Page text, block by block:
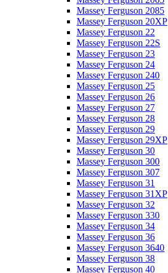
Massey Ferguson 2085
Massey Ferguson 20XP
Massey Ferguson 22
Massey Ferguson 22S
Massey Ferguson 23
Massey Ferguson 24
Massey Ferguson 240
Massey Ferguson 25
Massey Ferguson 26
Massey Ferguson 27
Massey Ferguson 28
Massey Ferguson 29
Massey Ferguson 29XP
Massey Ferguson 30
Massey Ferguson 300
Massey Ferguson 307
Massey Ferguson 31
Massey Ferguson 31XP
Massey Ferguson 32
Massey Ferguson 330
Massey Ferguson 34
Massey Ferguson 36
Massey Ferguson 3640
Massey Ferguson 38
Massey Ferguson 40